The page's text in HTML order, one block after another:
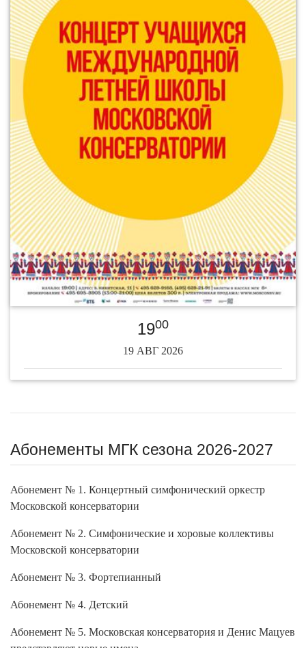
1900
19 АВГ 2026
Абонементы МГК сезона 2026-2027
Абонемент № 1. Концертный симфонический оркестр
Московской консерватории
Абонемент № 2. Симфонические и хоровые коллективы
Московской консерватории
Абонемент № 3. Фортепианный
Абонемент № 4. Детский
Абонемент № 5. Московская консерватория и Денис Мацуев